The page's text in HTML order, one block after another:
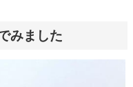
みました